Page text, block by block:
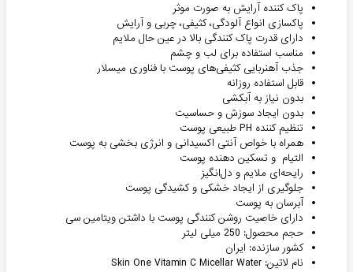
پاک کننده آرایش به صورت موثر
پاکسازی انواع آلودگی، کثیفی، چربی و آرایش
دارای قدرت پاک کنندگی بالا در عین حال ملایم
مناسب استفاده برای لب و چشم
جذب آهنربایی کثیفی‌های پوست با فناوری میسلار
قابل استفاده روزانه
بدون نیاز به آبکشی
بدون ایجاد سوزش و حساسیت
تنظیم کننده PH طبیعی پوست
همراه با خواص آنتی اکسیدانی و انرژی بخشی به پوست
التیام و تسکین دهنده پوست
رایحه‌ای ملایم و دل‌انگیز
جلوگیری از ایجاد خشکی و کشیدگی پوست
آبرسان به پوست
دارای خاصیت روشن کنندگی پوست با داشتن ویتامین سی
حجم محصول: 250 میلی لیتر
کشور سازنده: ایران
نام لاتین: Skin One Vitamin C Micellar Water